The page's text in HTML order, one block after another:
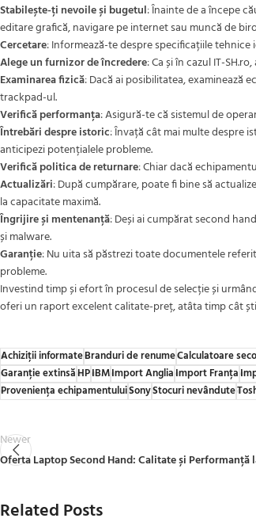
Stabilește-ți nevoile și bugetul: Înainte de a începe
editare grafică, navigare pe internet sau muncă de
Cercetare: Informează-te despre specificațiile
Alege un furnizor de încredere: Ca și în cazul IT-
Examinarea fizică: Dacă ai posibilitatea, examinează
trackpad-ul.
Verifică performanța: Asigură-te că sistemul de
Întrebări despre istoric: Învață cât mai multe despre
anticipezi potențialele probleme.
Verifică politica de returnare: Chiar dacă
Actualizări: După cumpărare, poate fi bine să
la capacitate maximă.
Îngrijire și mentenanță: Deși ai cumpărat second
și malware.
Garanție: Nu uita să păstrezi toate documentele
probleme.
Investind timp și efort în procesul de selecție și
oferi un raport excelent calitate-preț, atâta timp cât
Achiziții informateBranduri de renumeCalculatoare
Garanție extinsăHPIBMImport AngliaImport Franța
Proveniența echipamentuluiSonyStocuri nevândute
Newer
Oferta Laptop Second Hand: Calitate și Performanță
Related Posts